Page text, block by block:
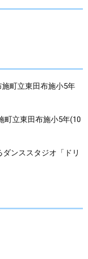
町立東田布施小5年
東田布施小5年(10
ンススタジオ「ドリ